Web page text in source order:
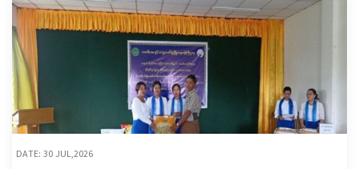
DATE: 30 JUL,2026